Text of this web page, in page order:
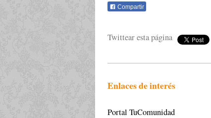
Compartir
Twittear esta página
Enlaces de interés
Portal TuComunidad